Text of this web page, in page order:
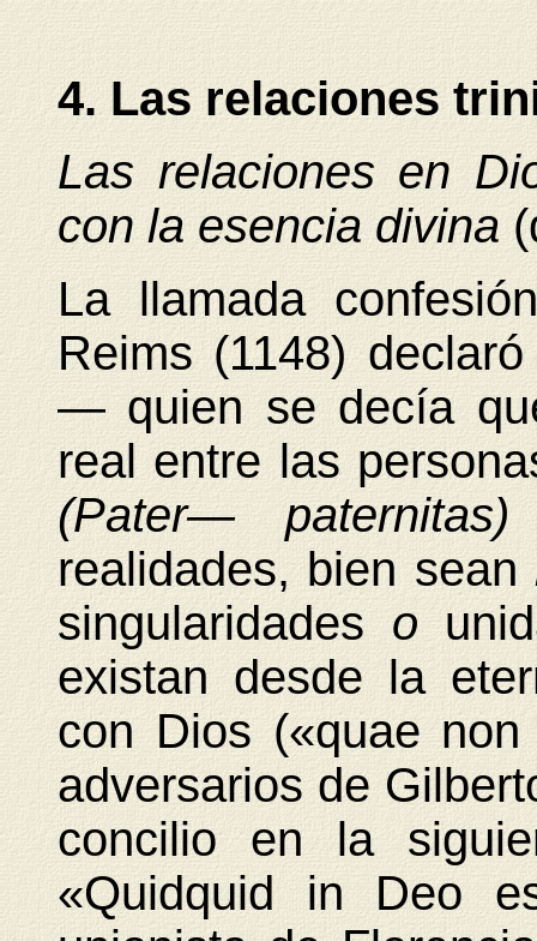
4. Las relaciones
Las relaciones en
con la esencia divina
La llamada
Reims (1148)
— quien se decía
real entre las
(Pater—
realidades, bien sean
singularidadeso
existan desde la
con Dios («quae
adversarios de
concilio en la
«Quidquid in Deo